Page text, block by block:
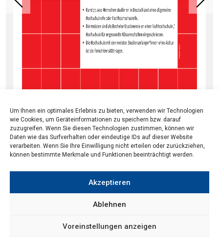
Um Ihnen ein optimales Erlebnis zu bieten, verwenden wir Technologien
wie Cookies, um Geräteinformationen zu speichern bzw. darauf
zuzugreifen. Wenn Sie diesen Technologien zustimmen, können wir
Daten wie das Surfverhalten oder eindeutige IDs auf dieser Website
verarbeiten. Wenn Sie Ihre Einwilligung nicht erteilen oder zurückziehen,
können bestimmte Merkmale und Funktionen beeinträchtigt werden.
Akzeptieren
Ablehnen
Voreinstellungen anzeigen